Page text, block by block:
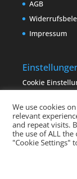
AGB
Impressum
Cookie
Copyright
We use cookies
relevant
and repeat visits.
the use of ALL
"Cookie Settings"